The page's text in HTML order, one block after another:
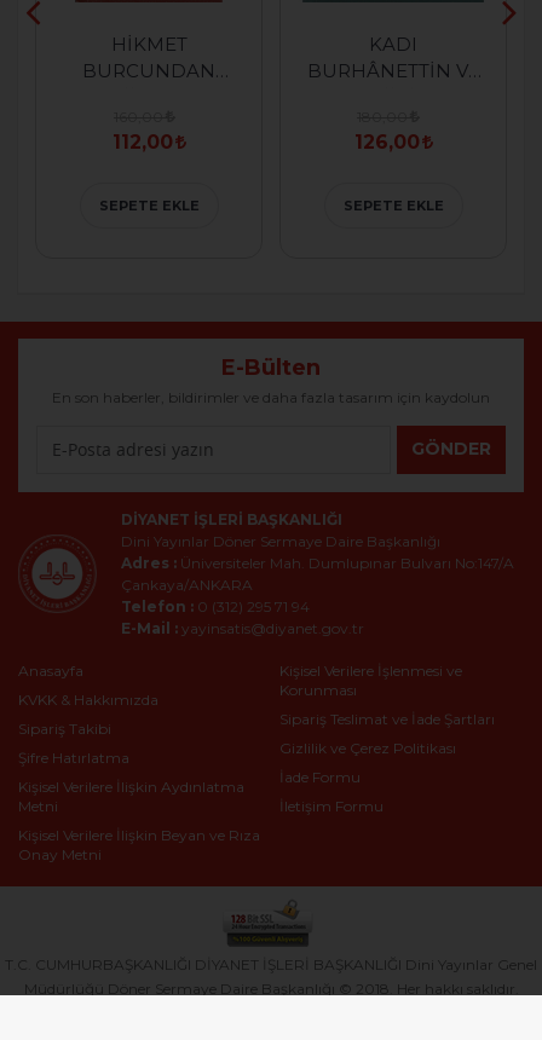
HİKMET
BURCUNDAN
112,00
SEPETE EKLE
KADI
BURHÂNETTİN VE
126,00
SEPETE EKLE
E-Bülten
En son haberler, bildirimler ve daha fazla tasarım için kaydolun
GÖNDER
DIYANET İŞLERI BAŞKANLIĞI
Dini Yayınlar Döner Sermaye Daire Başkanlığı
Adres : Üniversiteler Mah. Dumlupınar Bulvarı No:147/A
Çankaya/ANKARA
Telefon : 0 (312) 295 71 94
E-Mail : yayinsatis@diyanet.gov.tr
Anasayfa
KVKK & Hakkımızda
Sipariş Takibi
Şifre Hatırlatma
Kişisel Verilere İlişkin Aydınlatma
Metni
Kişisel Verilere İlişkin Beyan ve Rıza
Onay Metni
Kişisel Verilere İşlenmesi ve
Korunması
Sipariş Teslimat ve İade Şartları
Gizlilik ve Çerez Politikası
İade Formu
İletişim Formu
T.C. CUMHURBAŞKANLIĞI DİYANET İŞLERİ BAŞKANLIĞI Dini Yayınlar Genel
Müdürlüğü Döner Sermaye Daire Başkanlığı © 2018. Her hakkı saklıdır.